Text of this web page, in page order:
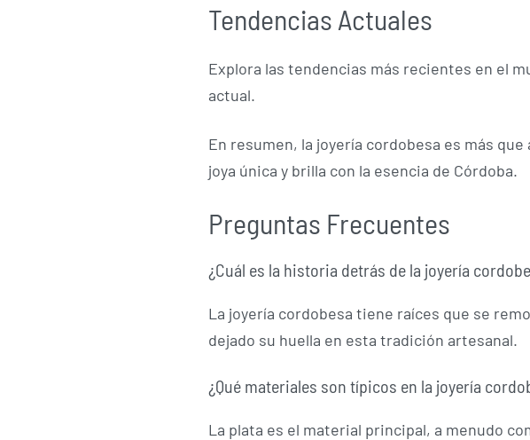
Tendencias Actuales
Explora las tendencias más recientes en el
actual.
En resumen, la joyería cordobesa es más
joya única y brilla con la esencia de Córdoba.
Preguntas Frecuentes
¿Cuál es la historia detrás de la joyería
La joyería cordobesa tiene raíces que se
dejado su huella en esta tradición artesanal.
¿Qué materiales son típicos en la joyería
La plata es el material principal, a menudo